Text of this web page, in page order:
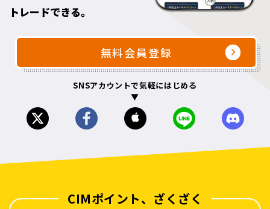
トレードできる。
無料会員登録
SNSアカウントで気軽にはじめる
▼
CIMポイント、ざくざく